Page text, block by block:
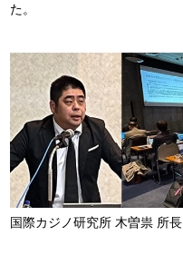
た。
国際カジノ研究所 木曽祟 所長